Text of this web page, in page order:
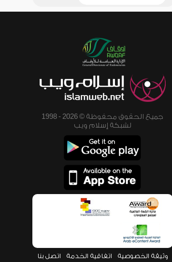
جميع الحقوق محفوظة © 2026 - 1998
لشبكة إسلام ويب
وثيقة الخصوصية اتفاقية الخدمة اتصل بنا